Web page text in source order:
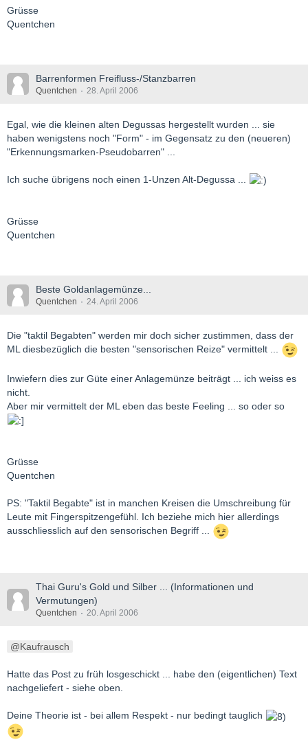
Grüsse
Quentchen
Barrenformen Freifluss-/Stanzbarren
Quentchen 28. April 2006
Egal, wie die kleinen alten Degussas hergestellt wurden ... sie
haben wenigstens noch "Form" - im Gegensatz zu den (neueren)
"Erkennungsmarken-Pseudobarren" ...
Ich suche übrigens noch einen 1-Unzen Alt-Degussa ...
Grüsse
Quentchen
Beste Goldanlagemünze...
Quentchen 24. April 2006
Die "taktil Begabten" werden mir doch sicher zustimmen, dass der
ML diesbezüglich die besten "sensorischen Reize" vermittelt ...
Inwiefern dies zur Güte einer Anlagemünze beiträgt ... ich weiss es
nicht.
Aber mir vermittelt der ML eben das beste Feeling ... so oder so
Grüsse
Quentchen
PS: "Taktil Begabte" ist in manchen Kreisen die Umschreibung für
Leute mit Fingerspitzengefühl. Ich beziehe mich hier allerdings
ausschliesslich auf den sensorischen Begriff ...
Thai Guru's Gold und Silber ... (Informationen und
Vermutungen)
Quentchen 20. April 2006
Kaufrausch
Hatte das Post zu früh losgeschickt ... habe den (eigentlichen) Text
nachgeliefert - siehe oben.
Deine Theorie ist - bei allem Respekt - nur bedingt tauglich